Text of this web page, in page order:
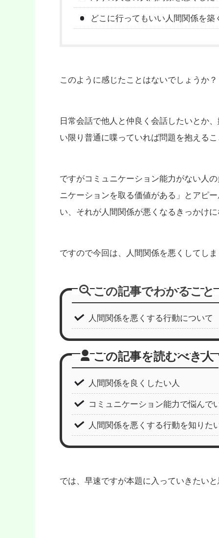
どこに行ってもいい人間関係を築
このように感じたことはないでしょうか？
日常会話で他人と仲良く会話したいとか
い限り普通に喋っていれば問題を抱えるこ
ですがコミュニケーション能力がない人
ニケーションを取る価値がある」とアピ
い、それが人間関係が悪くなるきっかけに
ですので今回は、人間関係を悪くしてし
この記事でわかること
人間関係を悪くする行動について
この記事を読むべき人
人間関係を良くしたい人
コミュニケーション能力で悩んで
人間関係を悪くする行動を知りた
では、早速ですが本題に入っていきたいと